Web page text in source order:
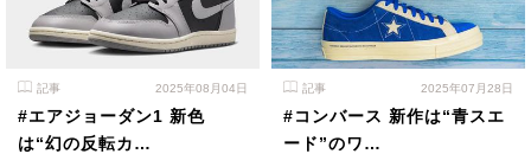
記事 2025年08月04日
#エアジョーダン1 新色
は“幻の反転カ…
記事 2025年07月28日
#コンバース 新作は“青スエ
ード”のワ…